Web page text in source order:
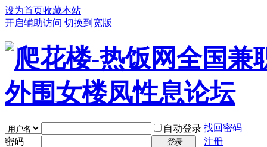
设为首页收藏本站
开启辅助访问 切换到宽版
自动登录 找回密码
密码
登录 注册